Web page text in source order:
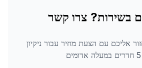
בשירות? צרו קשר
אליכם עם הצעת מחיר עבור ניקיון
במעלה אדומים